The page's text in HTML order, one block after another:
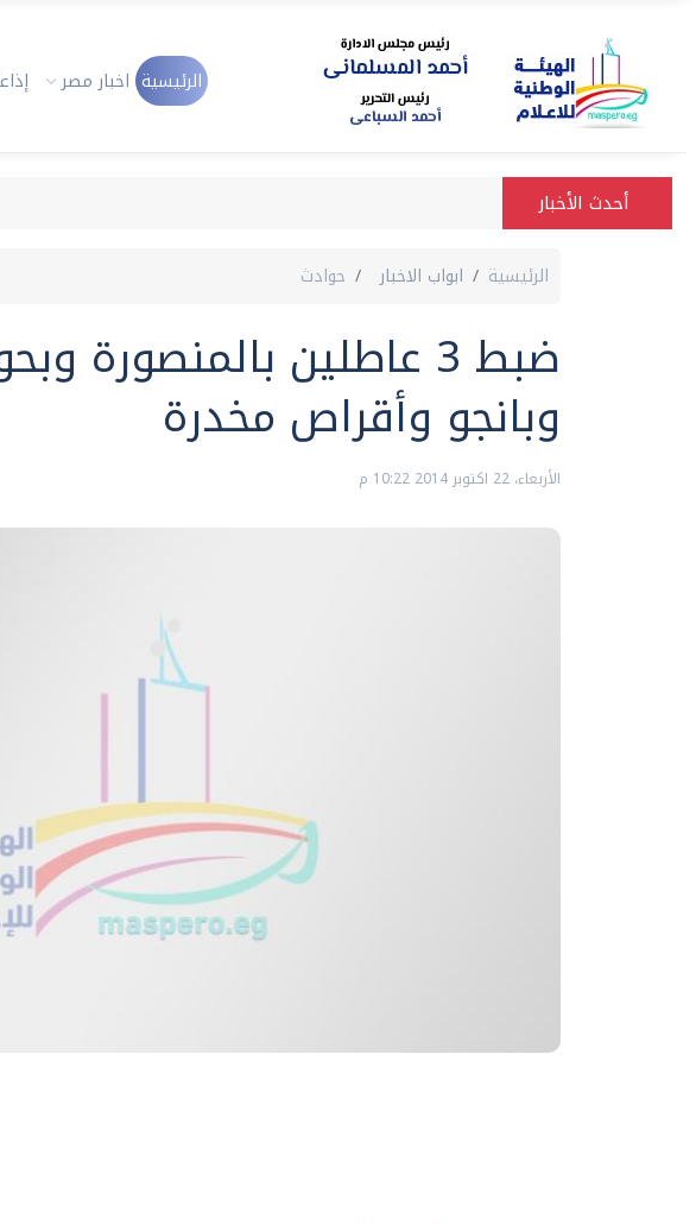
الرئيسية اخبار مصر
أحدث الأخبار
الرئيسية ابواب الاخبار حوادث
ضبط 3 عاطلين
وبانجو وأقراص مخدرة
الأربعاء، 22 اكتوبر 2014 10:22 م